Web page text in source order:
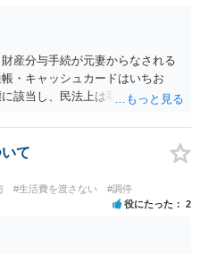
産分与手続が元妻からなされる
・キャッシュカードはいちお
該当し、民法上は事務管理（597
ては元妻の了解なく処分するこ
まいます。
て
#生活費を渡さない #調停
役にたった 2